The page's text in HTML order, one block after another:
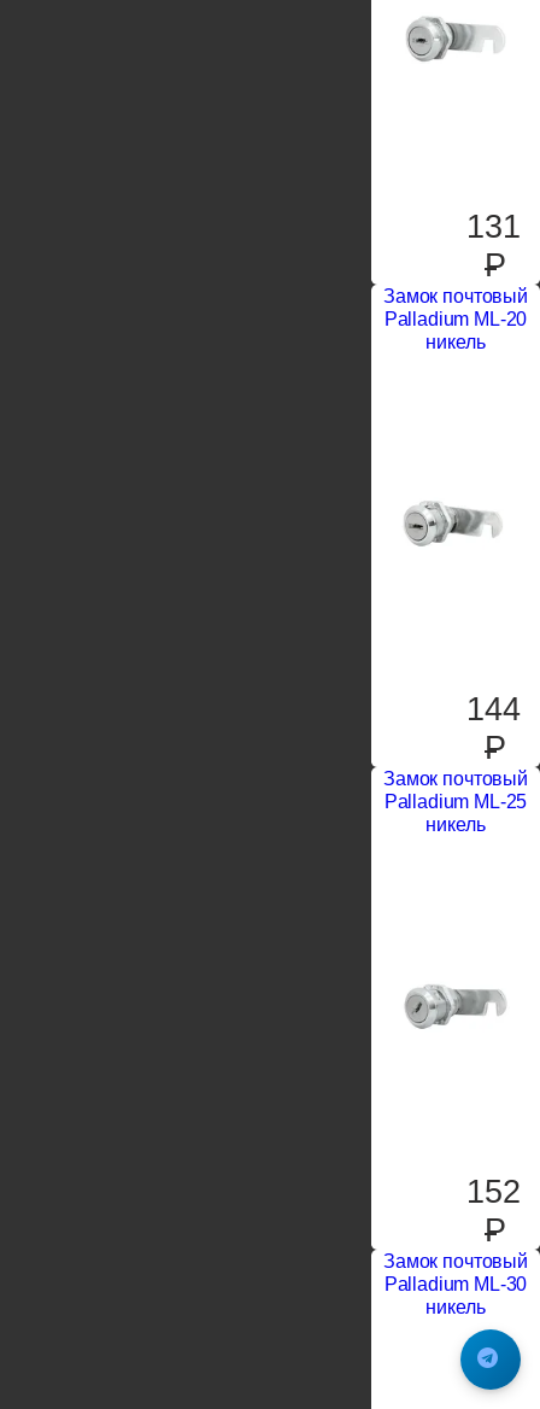
131
P
Замок почтовый
Palladium ML-20
никель
144
P
Замок почтовый
Palladium ML-25
никель
152
P
Замок почтовый
Palladium ML-30
никель